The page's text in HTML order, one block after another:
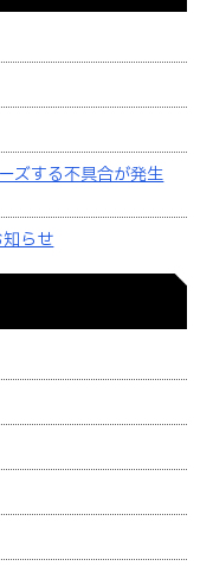
ズする不具合が発生
らせ